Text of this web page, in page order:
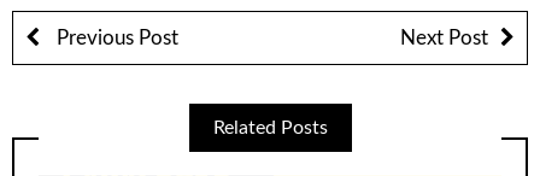
Previous Post Next Post
Related Posts